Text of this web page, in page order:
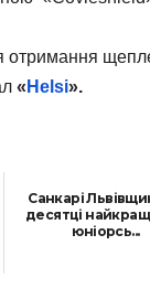
« Helsi».
Санкарі
десятці
юніорсь...